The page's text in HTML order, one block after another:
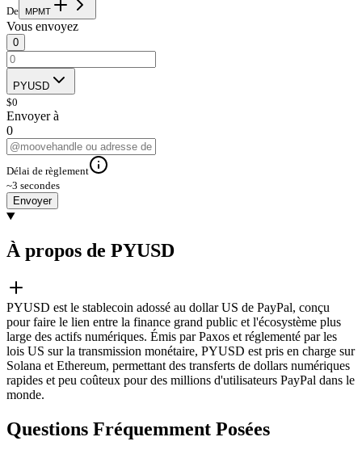
De MPMT
Vous envoyez
0
PYUSD
$0
Envoyer à
0
Délai de règlement
~3 secondes
Envoyer
À propos de PYUSD
PYUSD est le stablecoin adossé au dollar US de PayPal, conçu
pour faire le lien entre la finance grand public et l'écosystème plus
large des actifs numériques. Émis par Paxos et réglementé par les
lois US sur la transmission monétaire, PYUSD est pris en charge sur
Solana et Ethereum, permettant des transferts de dollars numériques
rapides et peu coûteux pour des millions d'utilisateurs PayPal dans le
monde.
Questions Fréquemment Posées